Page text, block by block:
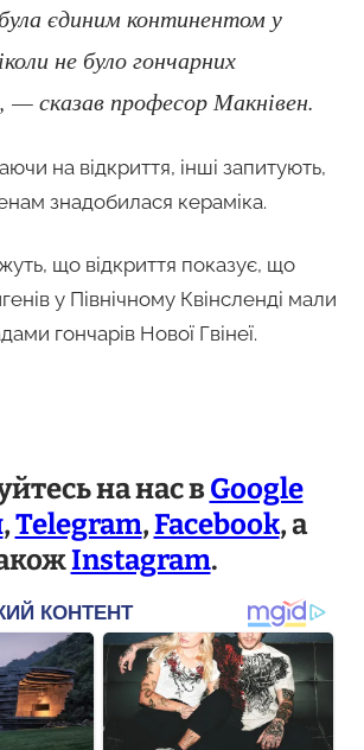
єдиним континентом у
не було гончарних
— сказав професор Макнівен.
на відкриття, інші запитують,
знадобилася кераміка.
що відкриття показує, що
у Північному Квінсленді мали
гончарів Нової Гвінеї.
на нас вGoogle
,Telegram,Facebook, а
Instagram.